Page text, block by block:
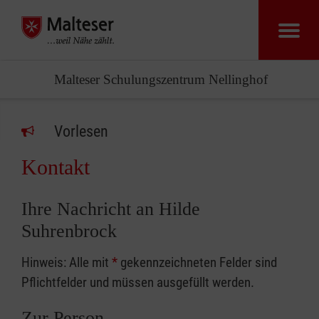
Malteser Schulungszentrum Nellinghof
Vorlesen
Kontakt
Ihre Nachricht an Hilde
Suhrenbrock
Hinweis: Alle mit * gekennzeichneten Felder sind
Pflichtfelder und müssen ausgefüllt werden.